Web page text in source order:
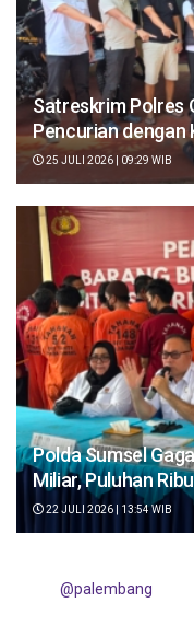
Satreskrim Polres
Pencurian dengan
25 JULI 2026 | 09:29 WIB
Polda Sumsel
Miliar, Puluhan
22 JULI 2026 | 13:54 WIB
@palembang